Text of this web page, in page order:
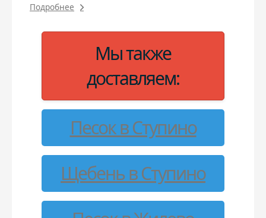
Подробнее
Мы также
доставляем:
Песок в Ступино
Щебень в Ступино